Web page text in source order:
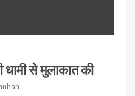
से मुलाकात की